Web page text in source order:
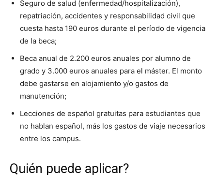
Seguro de salud (enfermedad/hospitalización),
repatriación, accidentes y responsabilidad civil que
cuesta hasta 190 euros durante el período de vigencia
de la beca;
Beca anual de 2.200 euros anuales por alumno de
grado y 3.000 euros anuales para el máster. El monto
debe gastarse en alojamiento y/o gastos de
manutención;
Lecciones de español gratuitas para estudiantes que
no hablan español, más los gastos de viaje necesarios
entre los campus.
Quién puede aplicar?